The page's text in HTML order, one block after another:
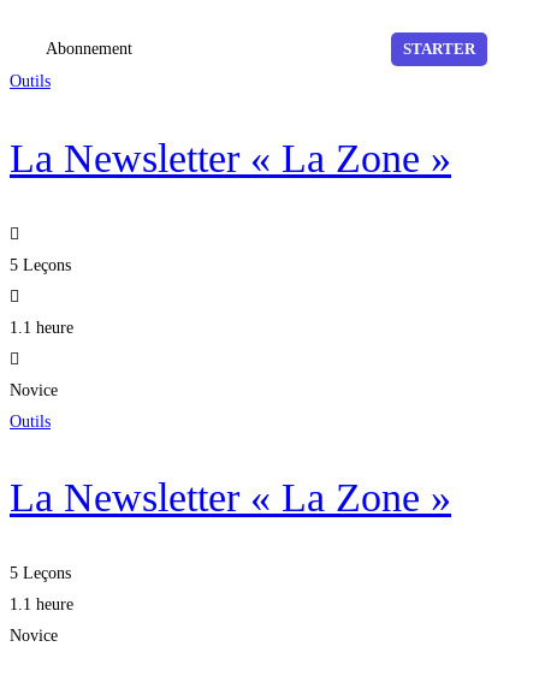
Abonnement
STARTER
Outils
La Newsletter « La Zone »
5 Leçons
1.1 heure
Novice
Outils
La Newsletter « La Zone »
5 Leçons
1.1 heure
Novice